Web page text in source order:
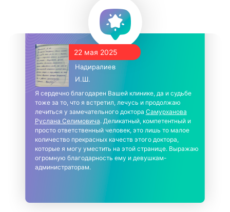
22 мая 2025
Надиралиев
И.Ш.
Я сердечно благодарен Вашей клинике, да и судьбе
тоже за то, что я встретил, лечусь и продолжаю
лечиться у замечательного доктора Самурханова
Руслана Селимовича. Деликатный, компетентный и
просто ответственный человек, это лишь то малое
количество прекрасных качеств этого доктора,
которые я могу уместить на этой странице. Выражаю
огромную благодарность ему и девушкам-
администраторам.